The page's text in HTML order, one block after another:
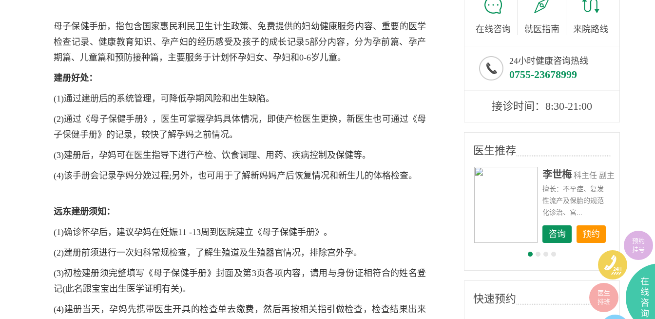
母子保健手册，指包含国家惠民利民卫生计生政策、免费提供的妇幼健康服务内容、重要的医学
检查记录、健康教育知识、孕产妇的经历感受及孩子的成长记录5部分内容，分为孕前篇、孕产
期篇、儿童篇和预防接种篇，主要服务于计划怀孕妇女、孕妇和0-6岁儿童。
建册好处：
(1)通过建册后的系统管理，可降低孕期风险和出生缺陷。
(2)通过《母子保健手册》，医生可掌握孕妈具体情况，即使产检医生更换，新医生也可通过《母
子保健手册》的记录，较快了解孕妈之前情况。
(3)建册后，孕妈可在医生指导下进行产检、饮食调理、用药、疾病控制及保健等。
(4)该手册会记录孕妈分娩过程;另外，也可用于了解新妈妈产后恢复情况和新生儿的体格检查。
远东建册须知：
(1)确诊怀孕后，建议孕妈在妊娠11 -13周到医院建立《母子保健手册》。
(2)建册前须进行一次妇科常规检查，了解生殖道及生殖器官情况，排除宫外孕。
(3)初检建册须完整填写《母子保健手册》封面及第3页各项内容，请用与身份证相符合的姓名登
记(此名跟宝宝出生医学证明有关)。
(4)建册当天，孕妈先携带医生开具的检查单去缴费，然后再按相关指引做检查，检查结果出来
在线咨询 就医指南 来院路线
24小时健康咨询热线
0755-23678999
接诊时间：8:30-21:00
医生推荐
李翠玲 李世梅 科主任 副主
任医师
擅长：不孕症、复发
性流产及保胎的规范
化诊治、宫...
咨询 预约
快速预约
在
线
咨
询
预约
挂号
医生
排班